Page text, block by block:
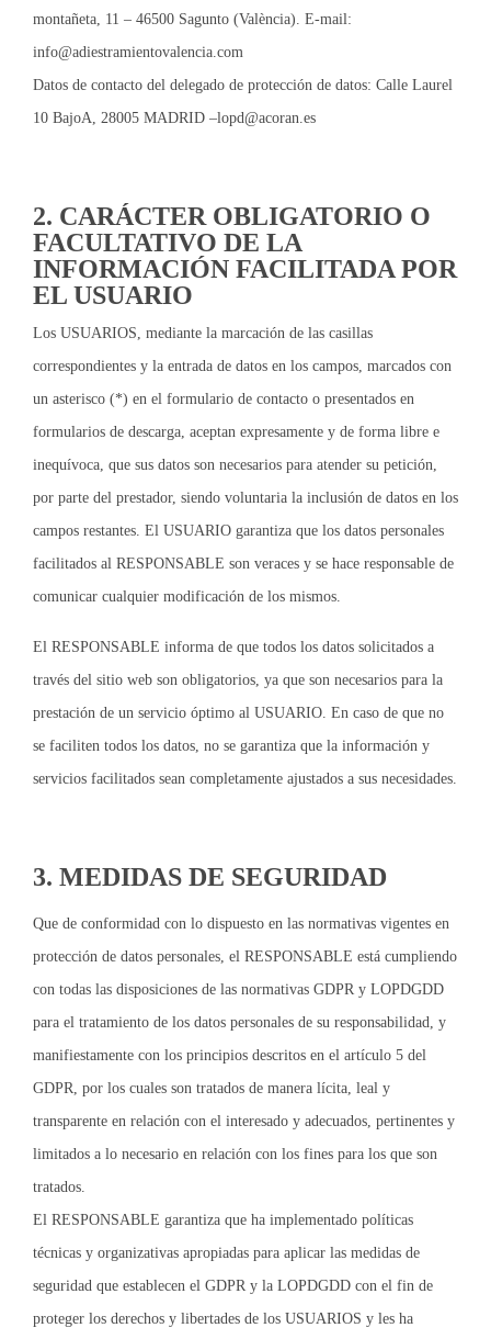
montañeta, 11 – 46500 Sagunto (València). E-mail:
info@adiestramientovalencia.com
Datos de contacto del delegado de protección de datos: Calle Laurel
10 BajoA, 28005 MADRID –lopd@acoran.es
2. CARÁCTER OBLIGATORIO O
FACULTATIVO DE LA
INFORMACIÓN FACILITADA POR
EL USUARIO
Los USUARIOS, mediante la marcación de las casillas
correspondientes y la entrada de datos en los campos, marcados con
un asterisco (*) en el formulario de contacto o presentados en
formularios de descarga, aceptan expresamente y de forma libre e
inequívoca, que sus datos son necesarios para atender su petición,
por parte del prestador, siendo voluntaria la inclusión de datos en los
campos restantes. El USUARIO garantiza que los datos personales
facilitados al RESPONSABLE son veraces y se hace responsable de
comunicar cualquier modificación de los mismos.
El RESPONSABLE informa de que todos los datos solicitados a
través del sitio web son obligatorios, ya que son necesarios para la
prestación de un servicio óptimo al USUARIO. En caso de que no
se faciliten todos los datos, no se garantiza que la información y
servicios facilitados sean completamente ajustados a sus necesidades.
3. MEDIDAS DE SEGURIDAD
Que de conformidad con lo dispuesto en las normativas vigentes en
protección de datos personales, el RESPONSABLE está cumpliendo
con todas las disposiciones de las normativas GDPR y LOPDGDD
para el tratamiento de los datos personales de su responsabilidad, y
manifiestamente con los principios descritos en el artículo 5 del
GDPR, por los cuales son tratados de manera lícita, leal y
transparente en relación con el interesado y adecuados, pertinentes y
limitados a lo necesario en relación con los fines para los que son
tratados.
El RESPONSABLE garantiza que ha implementado políticas
técnicas y organizativas apropiadas para aplicar las medidas de
seguridad que establecen el GDPR y la LOPDGDD con el fin de
proteger los derechos y libertades de los USUARIOS y les ha